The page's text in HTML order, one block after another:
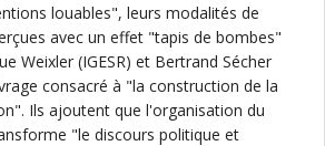
louables", leurs modalités de
avec un effet "tapis de bombes"
Weixler (IGESR) et Bertrand Sécher
consacré à "la construction de la
Ils ajoutent que l'organisation du
"le discours politique et